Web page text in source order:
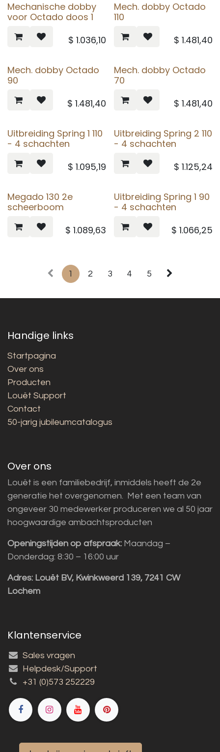
Mechanische dobby
voor Octado doos 1
$ 1.036,10
Mech. dobby Octado
110
$ 1.481,40
Mech. dobby Octado
90
$ 1.481,40
Mech. dobby Octado
70
$ 1.481,40
Uitbreiding Spring 1 110
- 4 schachten
$ 1.095,19
Uitbreiding Spring 2 110
- 4 schachten
$ 1.125,24
Megado 130 2e
scheerboom
$ 1.089,63
Uitbreiding Spring 1 90
- 4 schachten
$ 1.066,25
1 2 3 4 5
Handige links
Startpagina
Over ons
Producten
Louët Support
Contact
50-jarig jubileumcatalogus
Over ons
Louët is een familiebedrijf, inmiddels heeft de 2e
generatie het overgenomen. Met een team van
ongeveer 30 medewerker produceren we al 50 jaar
hoogwaardige ambachtsproducten
Openingstijden op afspraak: Maandag –
Donderdag: 8:30 – 16:00 uur
Adres: Louët BV, Kwinkweerd 139, 7241 CW
Lochem
Klantenservice
Sales vragen
Helpdesk/Support
+31 (0)573 252229